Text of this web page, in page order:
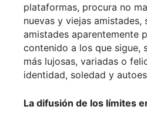
plataformas, procura no
nuevas y viejas
amistades aparentemente
contenido a los que sigue,
más lujosas, variadas o
identidad, soledad y
La difusión de los límites